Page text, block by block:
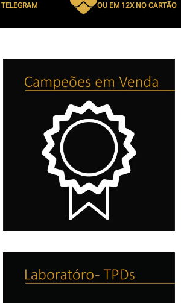
OU EM 12X NO CARTÃO